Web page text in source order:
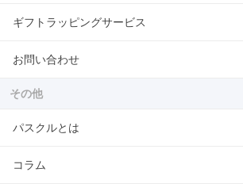
ギフトラッピングサービス
お問い合わせ
その他
パスクルとは
コラム